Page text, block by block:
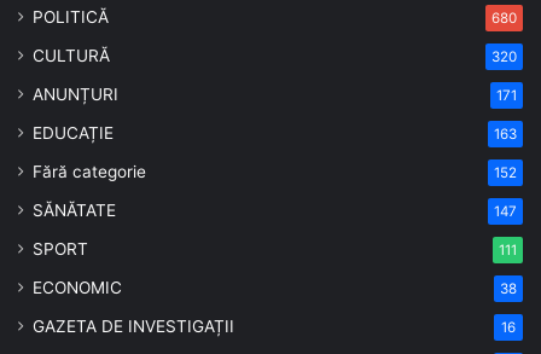
POLITICĂ 680
CULTURĂ 320
ANUNȚURI 171
EDUCAȚIE 163
Fără categorie 152
SĂNĂTATE 147
SPORT 111
ECONOMIC 38
GAZETA DE INVESTIGAȚII 16